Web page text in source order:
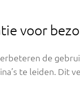
voor
de
te leiden. Dit